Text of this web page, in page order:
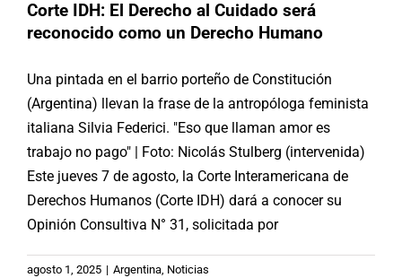
Corte IDH: El Derecho al Cuidado será
reconocido como un Derecho Humano
Una pintada en el barrio porteño de Constitución
(Argentina) llevan la frase de la antropóloga feminista
italiana Silvia Federici. "Eso que llaman amor es
trabajo no pago" | Foto: Nicolás Stulberg (intervenida)
Este jueves 7 de agosto, la Corte Interamericana de
Derechos Humanos (Corte IDH) dará a conocer su
Opinión Consultiva N° 31, solicitada por
agosto 1, 2025 | Argentina, Noticias